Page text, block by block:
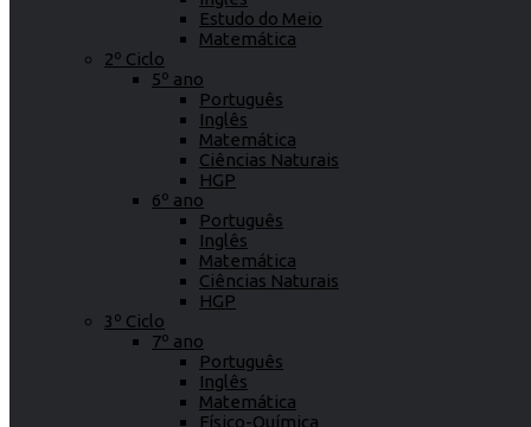
Estudo do Meio
Matemática
2º Ciclo
5º ano
Português
Inglês
Matemática
Ciências Naturais
HGP
6º ano
Português
Inglês
Matemática
Ciências Naturais
HGP
3º Ciclo
7º ano
Português
Inglês
Matemática
Físico-Química